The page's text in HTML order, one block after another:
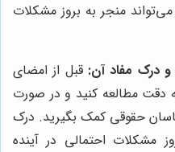
می‌تواند منجر به بروز مشکلات
و درک مفاد آن: قبل از امضای
دقت مطالعه کنید و در صورت
حقوقی کمک بگیرید. درک
مشکلات احتمالی در آینده